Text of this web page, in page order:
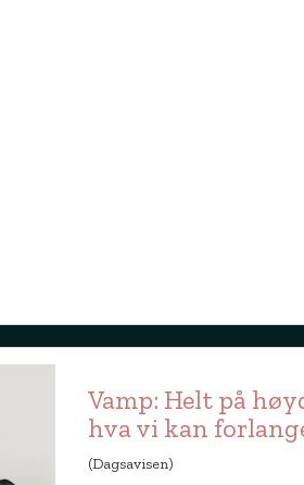
Vamp: Helt på
hva vi kan
(Dagsavisen)